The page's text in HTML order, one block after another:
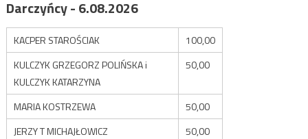
Darczyńcy - 6.08.2026
KACPER STAROŚCIAK
100,00
KULCZYK GRZEGORZ POLIŃSKA i
KULCZYK KATARZYNA
50,00
MARIA KOSTRZEWA
50,00
JERZY T MICHAJŁOWICZ
50,00